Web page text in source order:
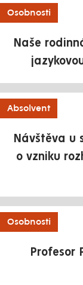
Osobnosti
Naše
Absolvent
Návštěva u
o vzniku
Osobnosti
Profesor